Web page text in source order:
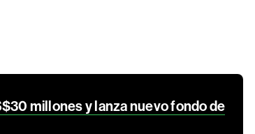
millones y lanza nuevo fondo de